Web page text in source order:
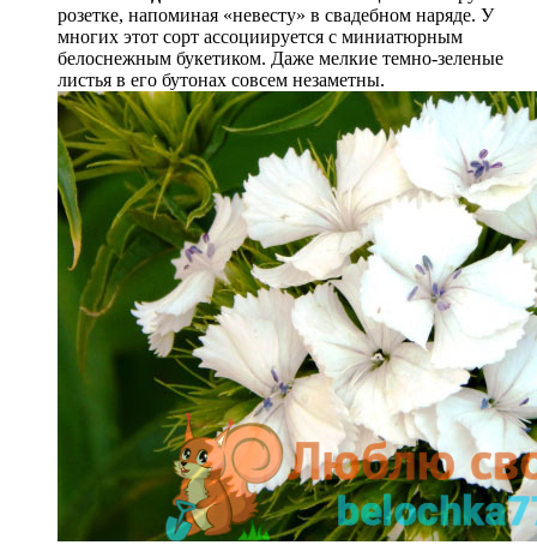
розетке, напоминая «невесту» в свадебном наряде. У
многих этот сорт ассоциируется с миниатюрным
белоснежным букетиком. Даже мелкие темно-зеленые
листья в его бутонах совсем незаметны.